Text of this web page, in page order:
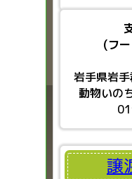
(フー
岩手県岩
動物いの
譲